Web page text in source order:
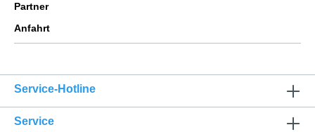
Partner
Anfahrt
Service-Hotline
Service